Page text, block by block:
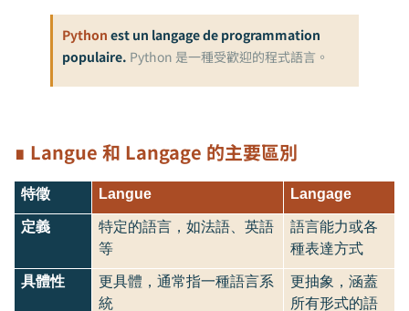
Python est un langage de programmation
populaire. Python 是一種受歡迎的程式語言。
∎ Langue 和 Langage 的主要區別
特徵 Langue Langage
定義
特定的語言，如法語、英語
等
語言能力或各
種表達方式
具體性
更具體，通常指一種語言系
統
更抽象，涵蓋
所有形式的語